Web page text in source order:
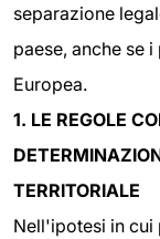
separazione
paese, anche se
Europea.
1. LE REGOLE
TERRITORIALE
Nell'ipotesi in